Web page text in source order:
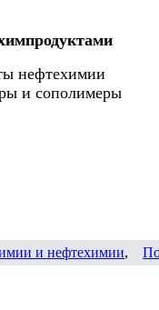
нефтехимии
и сополимеры
и нефтехимии,